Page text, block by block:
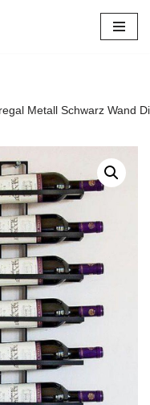
Metall Schwarz Wand